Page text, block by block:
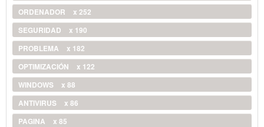
ORDENADOR
x 252
SEGURIDAD
x 190
PROBLEMA
x 182
OPTIMIZACIÓN
x 122
WINDOWS
x 88
ANTIVIRUS
x 86
PAGINA
x 85